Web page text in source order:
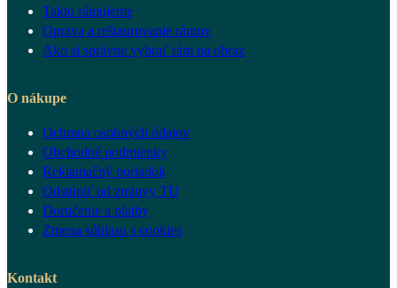
Takto rámujeme
Oprava a reštaurovanie rámov
Ako si správne vybrať rám na obraz
O nákupe
Ochrana osobných údajov
Obchodné podmienky
Reklamačný poriadok
Odstúpiť od zmluvy TU
Doručenie a platby
Zmena súhlasu s cookies
Kontakt